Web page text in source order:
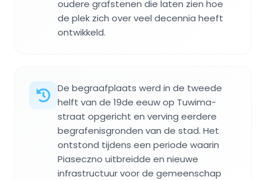
oudere grafstenen die laten zien hoe
de plek zich over veel decennia heeft
ontwikkeld.
De begraafplaats werd in de tweede
helft van de 19de eeuw op Tuwima-
straat opgericht en verving eerdere
begrafenisgronden van de stad. Het
ontstond tijdens een periode waarin
Piaseczno uitbreidde en nieuwe
infrastructuur voor de gemeenschap